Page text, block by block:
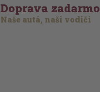
Doprava zadarmo
Naše autá, naši vodiči